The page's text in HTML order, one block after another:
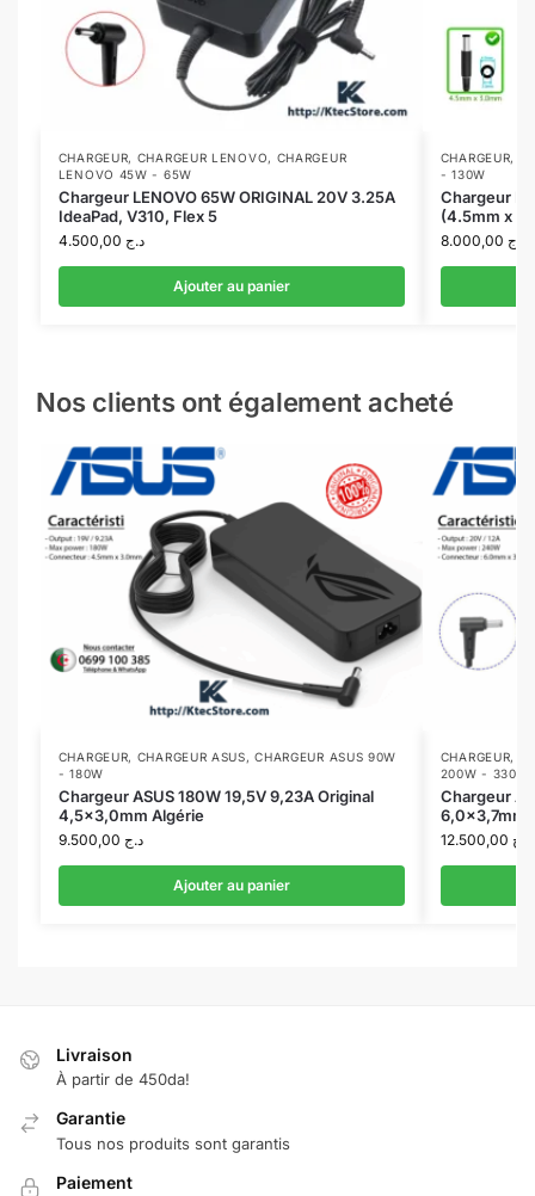
CHARGEUR, CHARGEUR LENOVO, CHARGEUR
LENOVO 45W - 65W
Chargeur LENOVO 65W ORIGINAL 20V 3.25A
IdeaPad, V310, Flex 5
د.ج
Ajouter au panier
CHARGEUR,
- 130W
Chargeur
(4.5mm x
د.ج
Nos clients ont également acheté
CHARGEUR, CHARGEUR ASUS,CHARGEUR ASUS 90W
- 180W
Chargeur ASUS 180W 19,5V 9,23A Original
4,5×3,0mm Algérie
د.ج
Ajouter au panier
CHARGEUR,
200W - 330W
Chargeur
6,0×3,7mm
د.ج
Livraison
À partir de 450da!
Garantie
Tous nos produits sont garantis
Paiement